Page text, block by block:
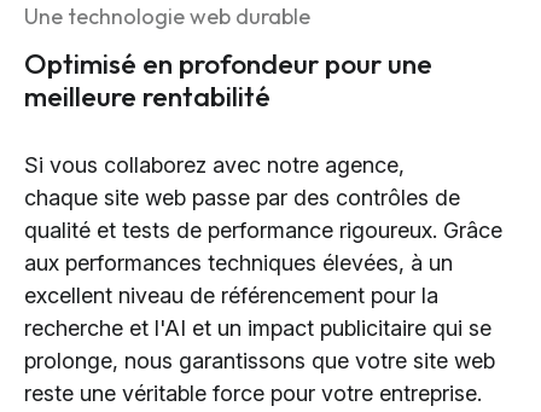
Une technologie web durable
Optimisé en profondeur pour une
meilleure rentabilité
Si vous collaborez avec notre agence,
chaque site web passe par des contrôles de
qualité et tests de performance rigoureux. Grâce
aux performances techniques élevées, à un
excellent niveau de référencement pour la
recherche et l'AI et un impact publicitaire qui se
prolonge, nous garantissons que votre site web
reste une véritable force pour votre entreprise.